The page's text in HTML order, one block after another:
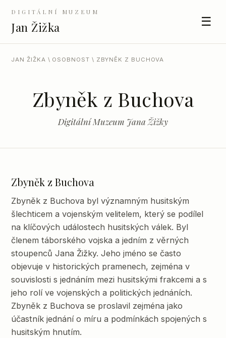
DIGITÁLNÍ MUZEUM
Jan Žižka ☰
JAN ŽIŽKA \ OSOBNOST \ ZBYNĚK Z BUCHOVA
Zbyněk z Buchova
Digitální Muzeum Jana Žižky
Zbyněk z Buchova
Zbyněk z Buchova byl významným husitským
šlechticem a vojenským velitelem, který se podílel
na klíčových událostech husitských válek. Byl
členem táborského vojska a jedním z věrných
stoupenců Jana Žižky. Jeho jméno se často
objevuje v historických pramenech, zejména v
souvislosti s jednáním mezi husitskými frakcemi a s
jeho rolí ve vojenských a politických jednáních.
Zbyněk z Buchova se proslavil zejména jako
účastník jednání o míru a podmínkách spojených s
husitským hnutím.